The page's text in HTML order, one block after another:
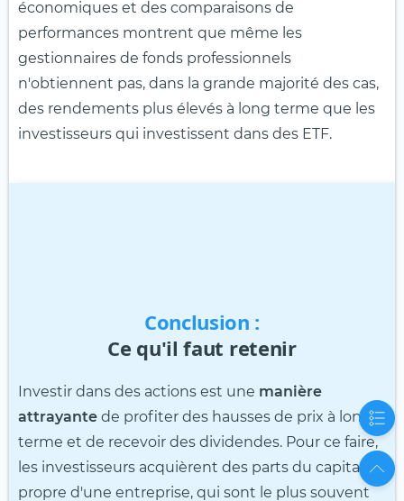
économiques et des comparaisons de
performances montrent que même les
gestionnaires de fonds professionnels
n'obtiennent pas, dans la grande majorité des cas,
des rendements plus élevés à long terme que les
investisseurs qui investissent dans des ETF.
Conclusion :
Ce qu'il faut retenir
Investir dans des actions est une manière
attrayante de profiter des hausses de prix à long
terme et de recevoir des dividendes. Pour ce faire,
les investisseurs acquièrent des parts du capital
propre d'une entreprise, qui sont le plus souvent